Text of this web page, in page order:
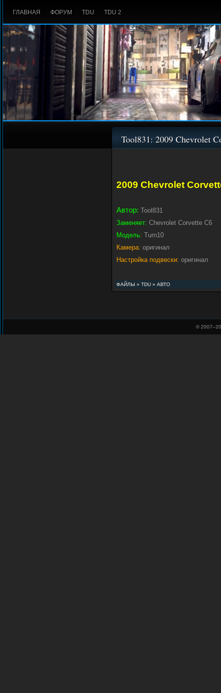
ГЛАВНАЯ ФОРУМ TDU TDU 2
Tool831: 2009 Chevrolet
2009 Chevrolet
Автор: Tool831
Заменяет: Chevrolet Corvette C6
Модель: Turn10
Камера: оригинал
Настройка подвески: оригинал
ФАЙЛЫ » TDU » АВТО
© 2007–